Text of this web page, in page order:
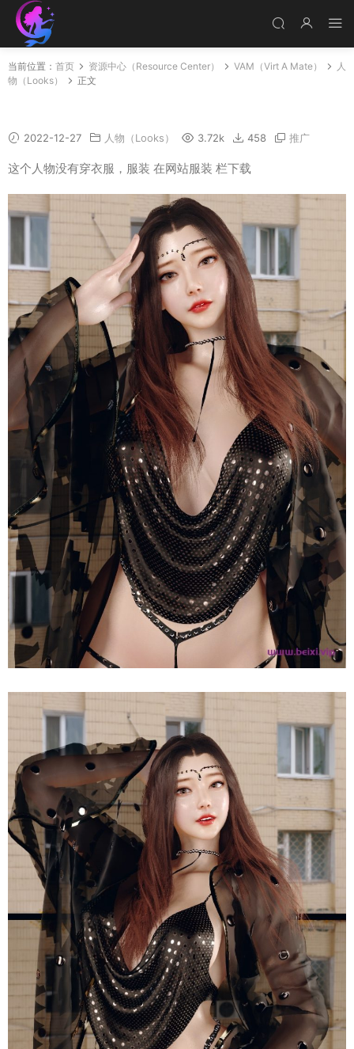
当前位置： 首页 资源中心（Resource Center） VAM（Virt A Mate）
人
物（Looks）
正文
2022-12-27 人物（Looks） 3.72k 458 推广
这个人物没有穿衣服，服装 在网站服装 栏下载